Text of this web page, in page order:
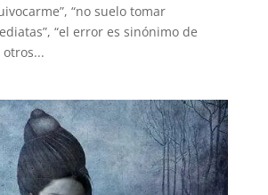
“no suelo tomar
“el error es sinónimo de
otros...